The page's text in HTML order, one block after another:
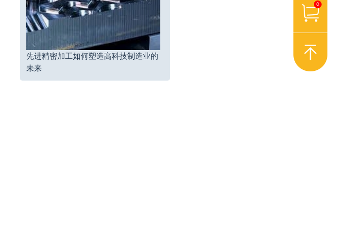
先进精密加工如何塑造高科技制造业的
未来
0